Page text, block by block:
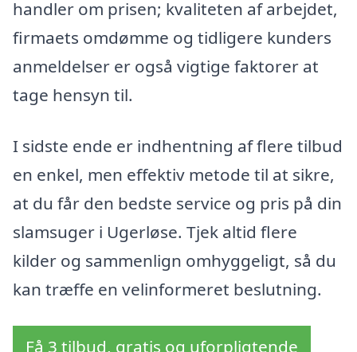
handler om prisen; kvaliteten af arbejdet,
firmaets omdømme og tidligere kunders
anmeldelser er også vigtige faktorer at
tage hensyn til.
I sidste ende er indhentning af flere tilbud
en enkel, men effektiv metode til at sikre,
at du får den bedste service og pris på din
slamsuger i Ugerløse. Tjek altid flere
kilder og sammenlign omhyggeligt, så du
kan træffe en velinformeret beslutning.
Få 3 tilbud, gratis og uforpligtende